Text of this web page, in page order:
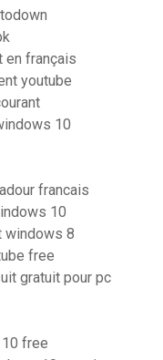
en français
youtube
10
francais
10
windows 8
free
gratuit pour pc
free